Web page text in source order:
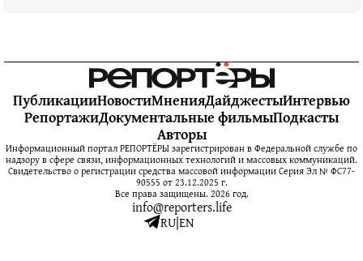
ПубликацииНовостиМненияДайджестыИнтервью
РепортажиДокументальные фильмыПодкасты
Авторы
Информационный портал РЕПОРТЁРЫ зарегистрирован в Федеральной службе по
надзору в сфере связи, информационных технологий и массовых коммуникаций.
Свидетельство о регистрации средства массовой информации Серия Эл № ФС77-
90555 от 23.12.2025 г.
Все права защищены. 2026 год.
info@reporters.life
RU|EN